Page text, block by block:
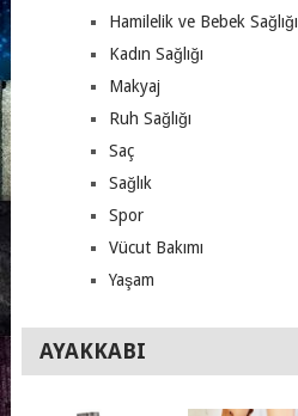
Hamilelik ve Bebek Sağlığı
Kadın Sağlığı
Makyaj
Ruh Sağlığı
Saç
Sağlık
Spor
Vücut Bakımı
Yaşam
AYAKKABI